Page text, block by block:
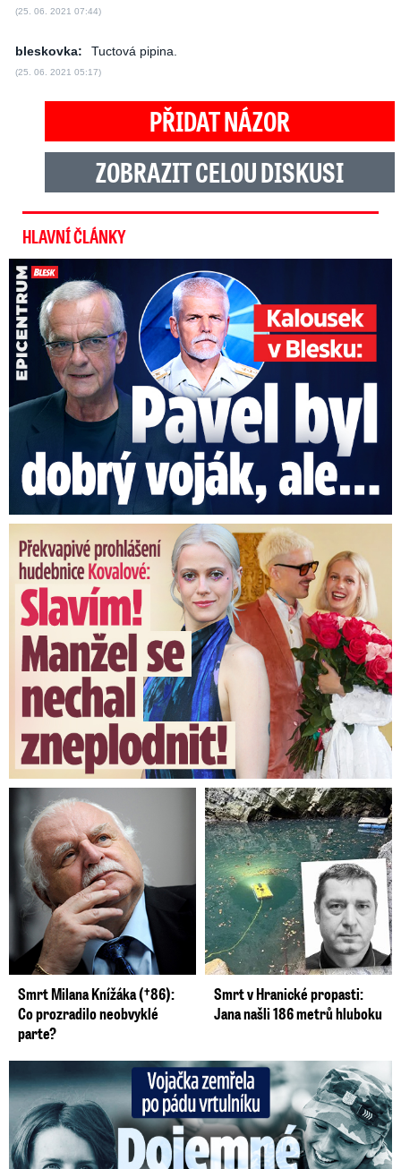
(25. 06. 2021 07:44)
bleskovka: Tuctová pipina.
(25. 06. 2021 05:17)
PŘIDAT NÁZOR
ZOBRAZIT CELOU DISKUSI
HLAVNÍ ČLÁNKY
Kalousek o prezidentovi: S Pavlem jsem se nesmířil!
Překvapivé prohlášení hudebnice Kovalové: Slavím! Manžel se ...
Smrt Milana Knížáka (†86):
Co prozradilo neobvyklé
parte?
Smrt v Hranické propasti:
Jana našli 186 metrů hluboku
Vojačka zemřela po pádu vrtulníku: Dojemné vzpomínky na ...